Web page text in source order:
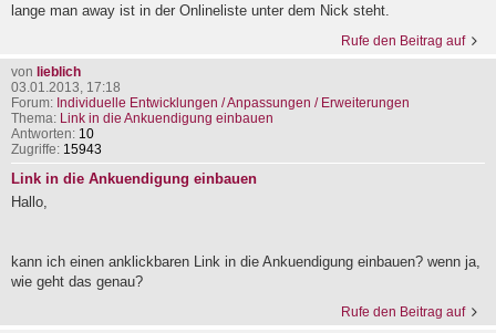
lange man away ist in der Onlineliste unter dem Nick steht.
Rufe den Beitrag auf
von lieblich
03.01.2013, 17:18
Forum: Individuelle Entwicklungen / Anpassungen / Erweiterungen
Thema: Link in die Ankuendigung einbauen
Antworten: 10
Zugriffe: 15943
Link in die Ankuendigung einbauen
Hallo,
kann ich einen anklickbaren Link in die Ankuendigung einbauen? wenn ja,
wie geht das genau?
Rufe den Beitrag auf